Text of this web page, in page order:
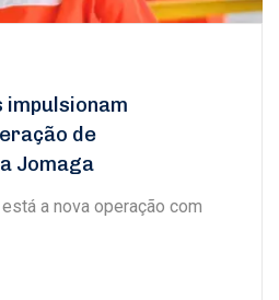
impulsionam
de
Jomaga
a nova operação com